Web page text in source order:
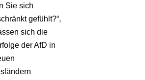
Sie sich
gefühlt?“,
sich die
der AfD in